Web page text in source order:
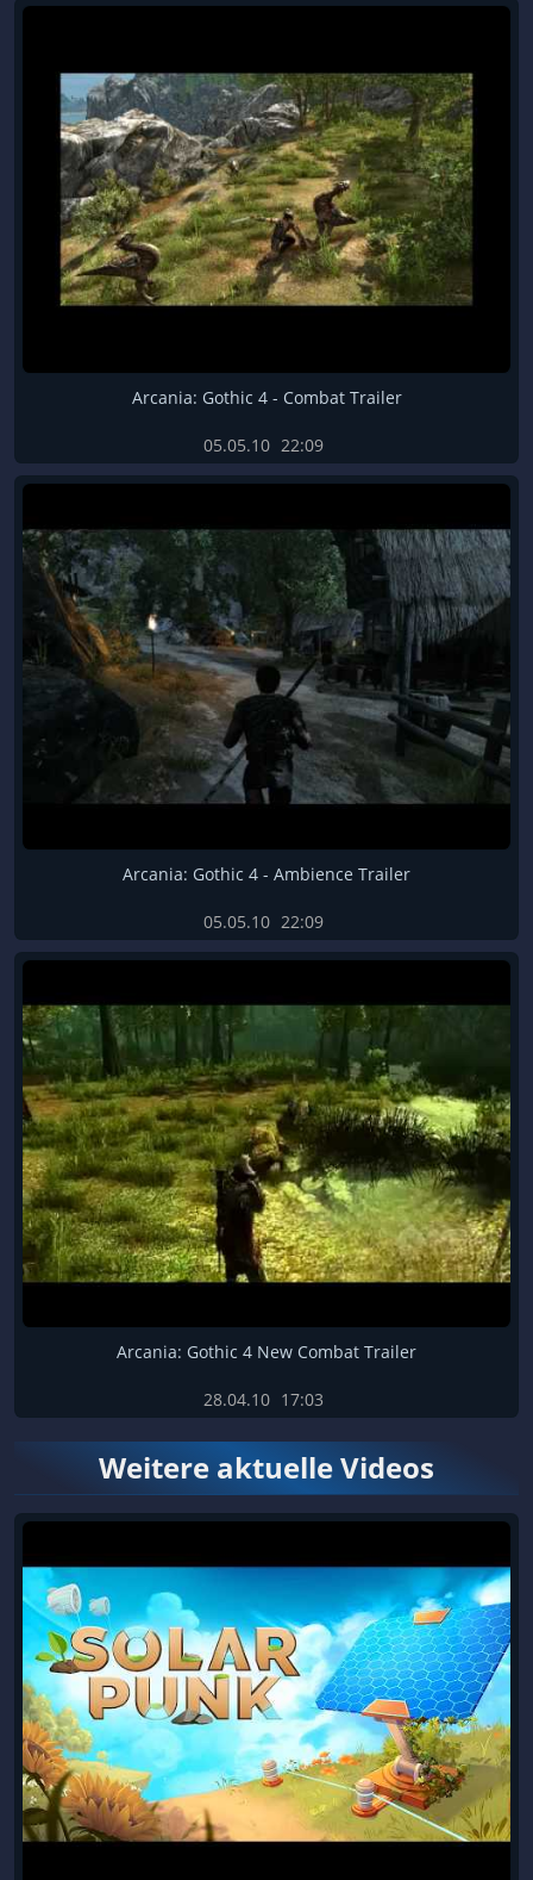
Arcania: Gothic 4 - Combat Trailer
05.05.10 22:09
Arcania: Gothic 4 - Ambience Trailer
05.05.10 22:09
Arcania: Gothic 4 New Combat Trailer
28.04.10 17:03
Weitere aktuelle Videos